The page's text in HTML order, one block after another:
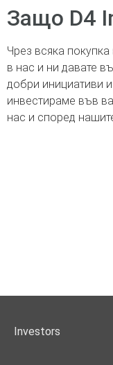
Защо D4
Чрез всяка
в нас и ни давате
добри инициативи
инвестираме във
нас и според
Investors